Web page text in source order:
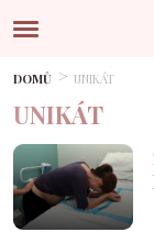
DOMŮ UNIKÁT
UNIKÁT